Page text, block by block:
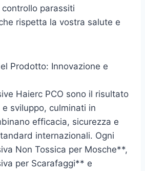
parassiti
rispetta la vostra salute e
Prodotto: Innovazione e
Haierc PCO sono il risultato
sviluppo, culminati in
efficacia, sicurezza e
internazionali. Ogni
Non Tossica per Mosche**,
per Scarafaggi** e